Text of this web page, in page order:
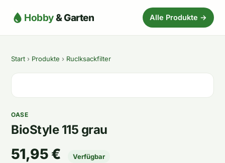
Hobby& Garten Alle Produkte →
Start › Produkte › Ruclksackfilter
OASE
BioStyle 115 grau
51,95 € Verfügbar